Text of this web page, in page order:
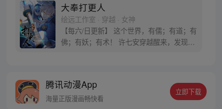
大奉打更人
绘远工作室 · 穿越 · 女神
【每六/日更新】 这个世界，有儒；有道；有
佛；有妖；有术！ 许七安穿越醒来，发现自
者卖报小郎君同名小说 QQ群号：
799493374
腾讯动漫App
海量正版漫画畅快看
立即下载